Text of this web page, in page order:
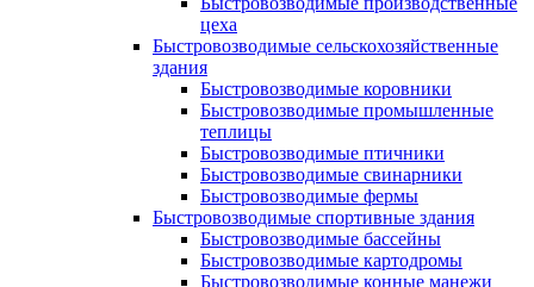
цеха
Быстровозводимые сельскохозяйственные
здания
Быстровозводимые коровники
Быстровозводимые промышленные
теплицы
Быстровозводимые птичники
Быстровозводимые свинарники
Быстровозводимые фермы
Быстровозводимые спортивные здания
Быстровозводимые бассейны
Быстровозводимые картодромы
Быстровозводимые конные манежи